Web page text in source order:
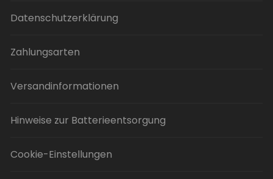
Datenschutzerklärung
Zahlungsarten
Versandinformationen
Hinweise zur Batterieentsorgung
Cookie-Einstellungen